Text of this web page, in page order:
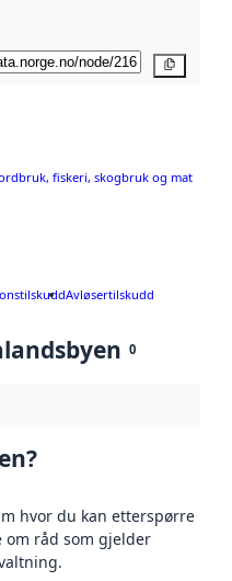
fiskeri, skogbruk og mat
Avløsertilskudd
0
hvor du kan etterspørre
råd som gjelder